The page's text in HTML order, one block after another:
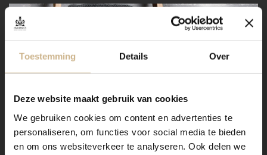
Toestemming Details Over
Deze website maakt gebruik van cookies
We gebruiken cookies om content en advertenties te
personaliseren, om functies voor social media te bieden
en om ons websiteverkeer te analyseren. Ook delen we